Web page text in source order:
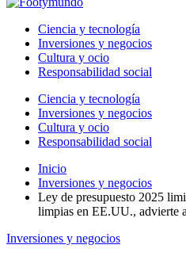
Ciencia y tecnología
Inversiones y negocios
Cultura y ocio
Responsabilidad social
Ciencia y tecnología
Inversiones y negocios
Cultura y ocio
Responsabilidad social
Inicio
Inversiones y negocios
Ley de presupuesto 2025
limpias en EE.UU., advierte
Inversiones y negocios